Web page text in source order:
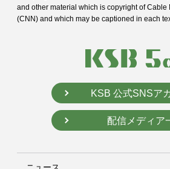
and other material which is copyright of Cable
(CNN) and which may be captioned in each
KSB 公式SNSア
配信メディア
ニュース